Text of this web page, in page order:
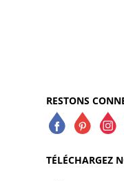
RESTONS
TÉLÉCHARGEZ